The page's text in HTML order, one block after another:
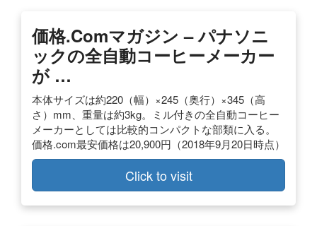
価格.comマガジン – パナソニ
ックの全自動コーヒーメーカー
が …
本体サイズは約220（幅）×245（奥行）×345（高
さ）mm、重量は約3kg。ミル付きの全自動コーヒー
メーカーとしては比較的コンパクトな部類に入る。
価格.com最安価格は20,900円（2018年9月20日時点）
Click to visit